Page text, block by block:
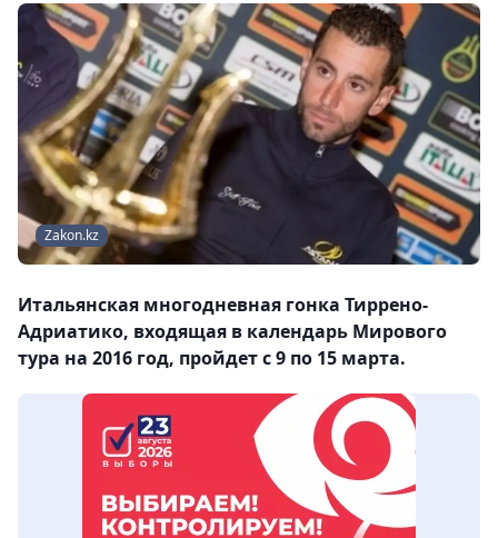
Zakon.kz
Итальянская многодневная гонка Тиррено-
Адриатико, входящая в календарь Мирового
тура на 2016 год, пройдет с 9 по 15 марта.